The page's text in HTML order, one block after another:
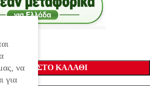
ΣΤΟ ΚΑΛΆΘΙ
να
για